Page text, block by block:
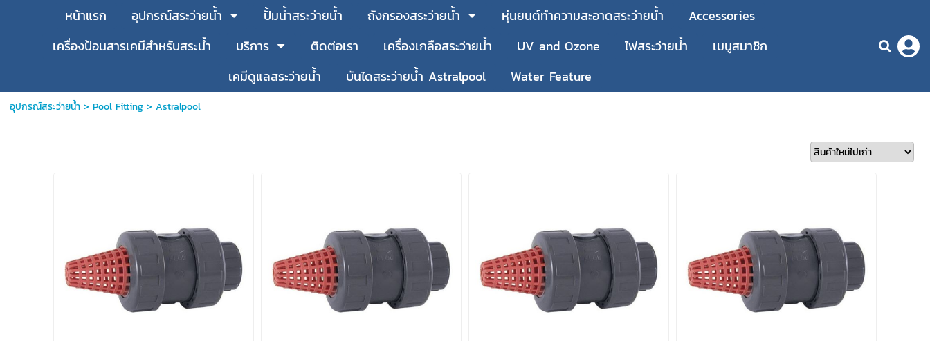
หน้าแรก อุปกรณ์สระว่ายน้ำ ปั้มน้ำสระว่ายน้ำ ถังกรองสระว่ายน้ำ หุ่นยนต์ทำความสะอาดสระว่ายน้ำ
Accessories
เครื่องป้อนสารเคมีสำหรับสระน้ำ
บริการ ติดต่อเรา เครื่องเกลือสระว่ายน้ำ UV and Ozone ไฟสระว่ายน้ำ
เมนูสมาชิก
เคมีดูแลสระว่ายน้ำ
บันไดสระว่ายน้ำ Astralpool Water Feature
อุปกรณ์สระว่ายน้ำ> Pool Fitting> Astralpool